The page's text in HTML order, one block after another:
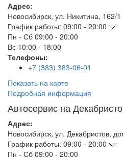
Адрес:
Новосибирск, ул. Никитина, 162/1
График работы: 09:00 - 20:00
Пн - Сб 09:00 - 20:00
Вс 10:00 - 18:00
Телефоны:
+7 (383) 383-06-01
Показать на карте
Подробная информация
Автосервис на
Адрес:
Новосибирск, ул. Декабристов,
График работы: 09:00 - 20:00
Пн - Сб 09:00 - 20:00